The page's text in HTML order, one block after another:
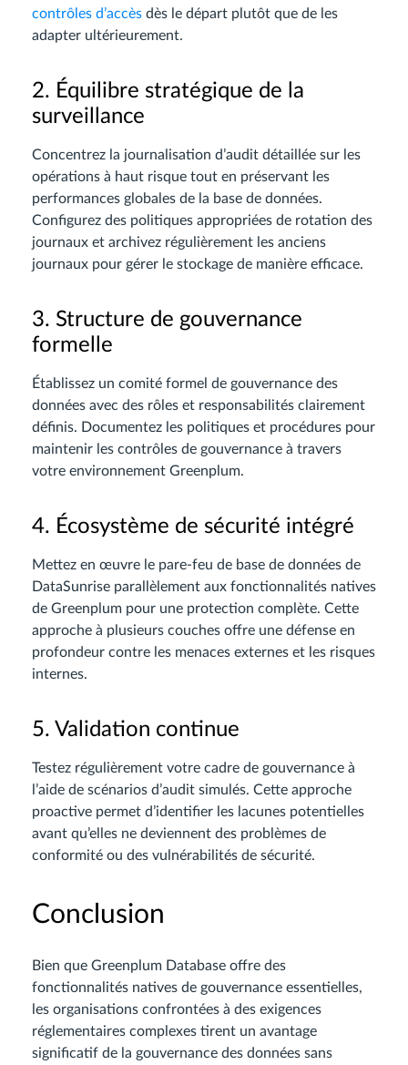
contrôles d’accès dès le départ plutôt que de les
adapter ultérieurement.
2. Équilibre stratégique de la
surveillance
Concentrez la journalisation d’audit détaillée sur les
opérations à haut risque tout en préservant les
performances globales de la base de données.
Configurez des politiques appropriées de rotation des
journaux et archivez régulièrement les anciens
journaux pour gérer le stockage de manière efficace.
3. Structure de gouvernance
formelle
Établissez un comité formel de gouvernance des
données avec des rôles et responsabilités clairement
définis. Documentez les politiques et procédures pour
maintenir les contrôles de gouvernance à travers
votre environnement Greenplum.
4. Écosystème de sécurité intégré
Mettez en œuvre le pare-feu de base de données de
DataSunrise parallèlement aux fonctionnalités natives
de Greenplum pour une protection complète. Cette
approche à plusieurs couches offre une défense en
profondeur contre les menaces externes et les risques
internes.
5. Validation continue
Testez régulièrement votre cadre de gouvernance à
l’aide de scénarios d’audit simulés. Cette approche
proactive permet d’identifier les lacunes potentielles
avant qu’elles ne deviennent des problèmes de
conformité ou des vulnérabilités de sécurité.
Conclusion
Bien que Greenplum Database offre des
fonctionnalités natives de gouvernance essentielles,
les organisations confrontées à des exigences
réglementaires complexes tirent un avantage
significatif de la gouvernance des données sans